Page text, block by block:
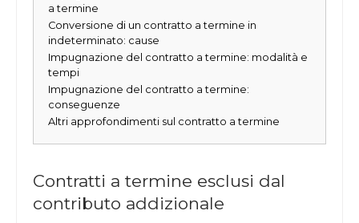
a termine
Conversione di un contratto a termine in
indeterminato: cause
Impugnazione del contratto a termine: modalità e
tempi
Impugnazione del contratto a termine:
conseguenze
Altri approfondimenti sul contratto a termine
Contratti a termine esclusi dal
contributo addizionale